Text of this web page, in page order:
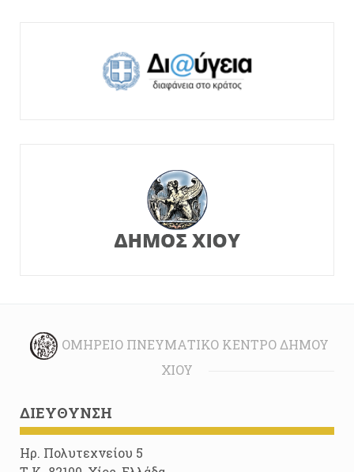
ΟΜΉΡΕΙΟ ΠΝΕΥΜΑΤΙΚΌ ΚΈΝΤΡΟ ΔΉΜΟΥ
ΧΊΟΥ
ΔΙΕΎΘΥΝΣΗ
Ηρ. Πολυτεχνείου 5